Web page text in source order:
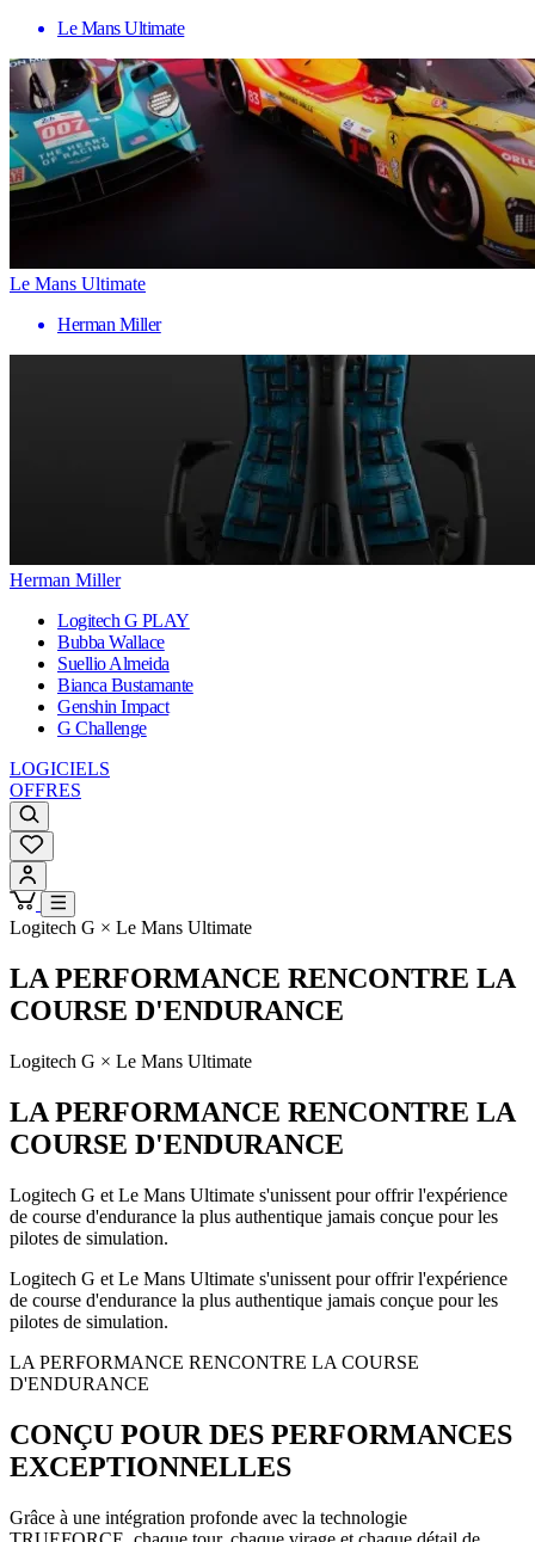
Le Mans Ultimate
Le Mans Ultimate
Herman Miller
Herman Miller
Logitech G PLAY
Bubba Wallace
Suellio Almeida
Bianca Bustamante
Genshin Impact
G Challenge
LOGICIELS
OFFRES
Logitech G × Le Mans Ultimate
LA PERFORMANCE RENCONTRE LA
COURSE D'ENDURANCE
Logitech G × Le Mans Ultimate
LA PERFORMANCE RENCONTRE LA
COURSE D'ENDURANCE
Logitech G et Le Mans Ultimate s'unissent pour offrir l'expérience
de course d'endurance la plus authentique jamais conçue pour les
pilotes de simulation.
Logitech G et Le Mans Ultimate s'unissent pour offrir l'expérience
de course d'endurance la plus authentique jamais conçue pour les
pilotes de simulation.
LA PERFORMANCE RENCONTRE LA COURSE
D'ENDURANCE
CONÇU POUR DES PERFORMANCES
EXCEPTIONNELLES
Grâce à une intégration profonde avec la technologie